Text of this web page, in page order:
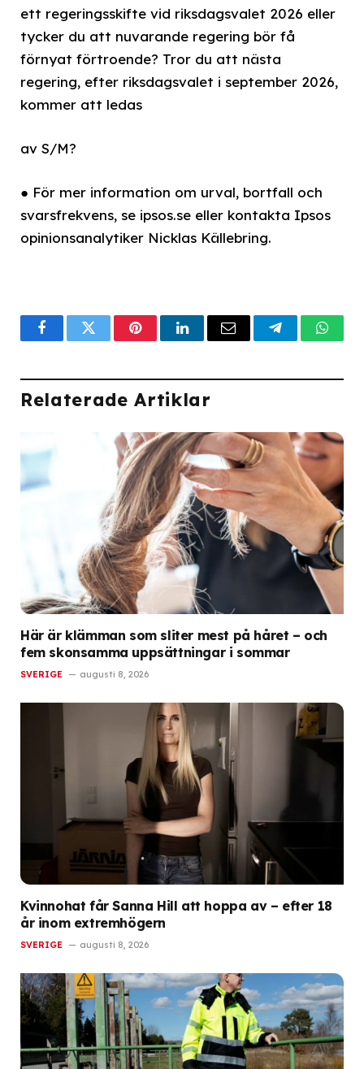
ett regeringsskifte vid riksdagsvalet 2026 eller
tycker du att nuvarande regering bör få
förnyat förtroende? Tror du att nästa
regering, efter riksdagsvalet i september 2026,
kommer att ledas
av S/M?
● För mer information om urval, bortfall och
svarsfrekvens, se ipsos.se eller kontakta Ipsos
opinionsanalytiker Nicklas Källebring.
FacebookTwitterPinterestLinkedInEmail Telegram
Relaterade Artiklar
Här är klämman som sliter mest på håret – och
fem skonsamma uppsättningar i sommar
SVERIGE augusti 8, 2026
Kvinnohat får Sanna Hill att hoppa av – efter 18
år inom extremhögern
SVERIGE augusti 8, 2026